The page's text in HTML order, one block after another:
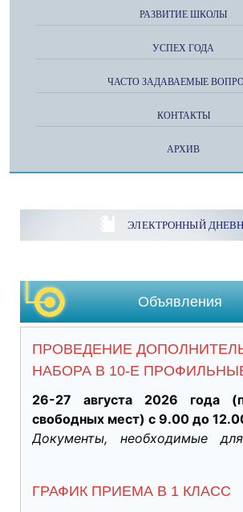
РАЗВИТИЕ ШКОЛЫ
УСПЕХ ГОДА
ЧАСТО ЗАДАВАЕМЫЕ
КОНТАКТЫ
АРХИВ
ЭЛЕКТРОННЫЙ
Объявления
ПРОВЕДЕНИЕ
НАБОРА В 10-Е
26-27 августа 2026 года
свободных мест) с 9.00 до
Документы, необходимые
участии в индивидуальном
ГРАФИК ПРИЕМА В 1 КЛАСС